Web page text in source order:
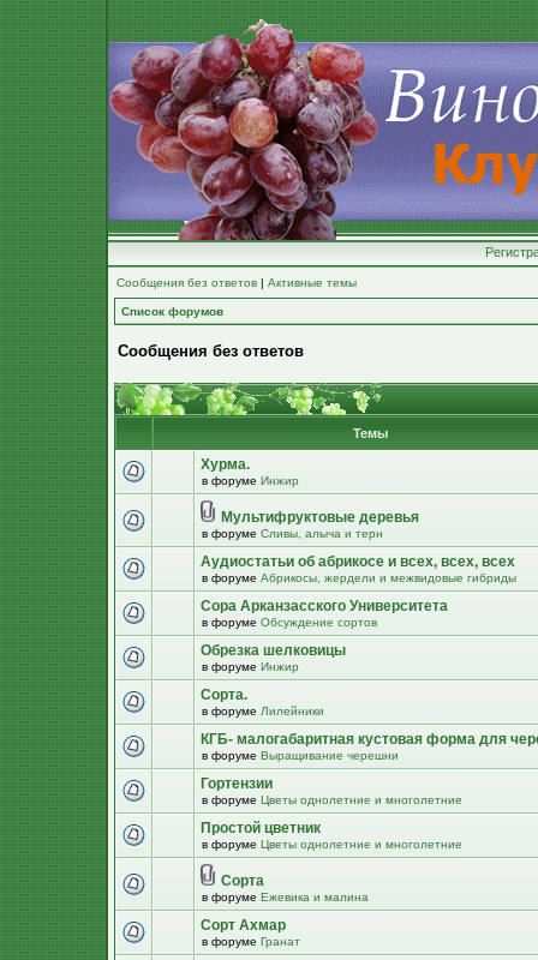
Сообщения без ответов | Активные темы
Список форумов
Сообщения без ответов
Темы
Хурма.
в форуме Инжир
Мультифруктовые деревья
в форуме Сливы, алыча и терн
Аудиостатьи об абрикосе и всех, всех, всех
в форуме Абрикосы, жердели и межвидовые гибриды
Сора Арканзасского Университета
в форуме Обсуждение сортов
Обрезка шелковицы
в форуме Инжир
Сорта.
в форуме Лилейники
КГБ- малогабаритная кустовая форма для
в форуме Выращивание черешни
Гортензии
в форуме Цветы однолетние и многолетние
Простой цветник
в форуме Цветы однолетние и многолетние
Сорта
в форуме Ежевика и малина
Сорт Ахмар
в форуме Гранат